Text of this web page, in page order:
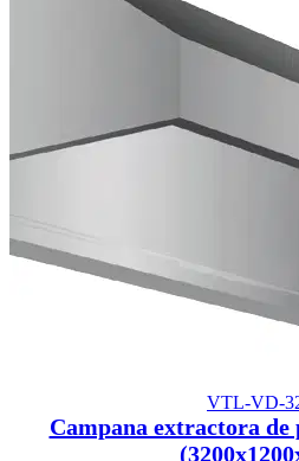
VTL-VD-
Campana extractora